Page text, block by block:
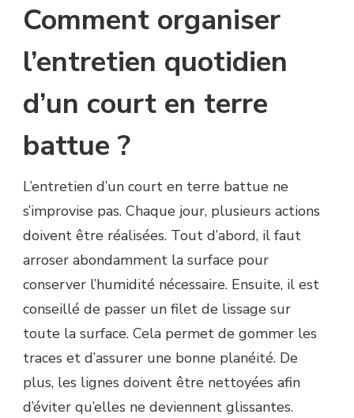
Comment organiser
l’entretien quotidien
d’un court en terre
battue ?
L’entretien d’un court en terre battue ne
s’improvise pas. Chaque jour, plusieurs actions
doivent être réalisées. Tout d’abord, il faut
arroser abondamment la surface pour
conserver l’humidité nécessaire. Ensuite, il est
conseillé de passer un filet de lissage sur
toute la surface. Cela permet de gommer les
traces et d’assurer une bonne planéité. De
plus, les lignes doivent être nettoyées afin
d’éviter qu’elles ne deviennent glissantes.